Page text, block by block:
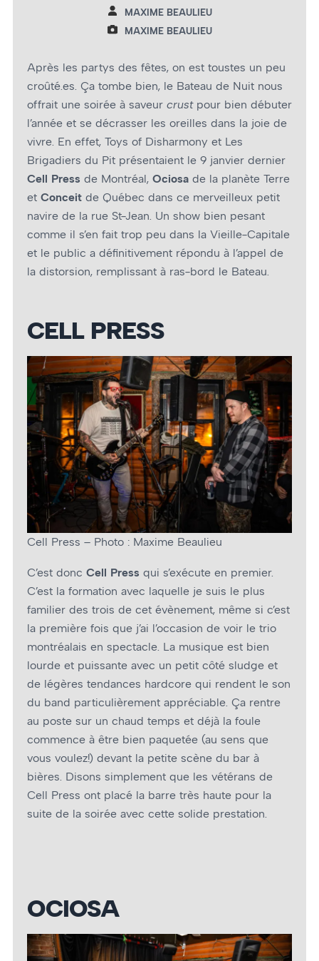
MAXIME BEAULIEU
MAXIME BEAULIEU
Après les partys des fêtes, on est toustes un peu
croûté.es. Ça tombe bien, le Bateau de Nuit nous
offrait une soirée à saveur crust pour bien débuter
l’année et se décrasser les oreilles dans la joie de
vivre. En effet, Toys of Disharmony et Les
Brigadiers du Pit présentaient le 9 janvier dernier
Cell Press de Montréal, Ociosa de la planète Terre
et Conceit de Québec dans ce merveilleux petit
navire de la rue St-Jean. Un show bien pesant
comme il s’en fait trop peu dans la Vieille-Capitale
et le public a définitivement répondu à l’appel de
la distorsion, remplissant à ras-bord le Bateau.
CELL PRESS
Cell Press – Photo : Maxime Beaulieu
C’est donc Cell Press qui s’exécute en premier.
C’est la formation avec laquelle je suis le plus
familier des trois de cet évènement, même si c’est
la première fois que j’ai l’occasion de voir le trio
montréalais en spectacle. La musique est bien
lourde et puissante avec un petit côté sludge et
de légères tendances hardcore qui rendent le son
du band particulièrement appréciable. Ça rentre
au poste sur un chaud temps et déjà la foule
commence à être bien paquetée (au sens que
vous voulez!) devant la petite scène du bar à
bières. Disons simplement que les vétérans de
Cell Press ont placé la barre très haute pour la
suite de la soirée avec cette solide prestation.
OCIOSA